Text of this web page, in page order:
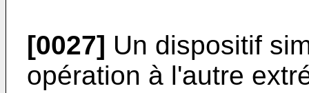
[0027] Un dispositif
opération à l'autre